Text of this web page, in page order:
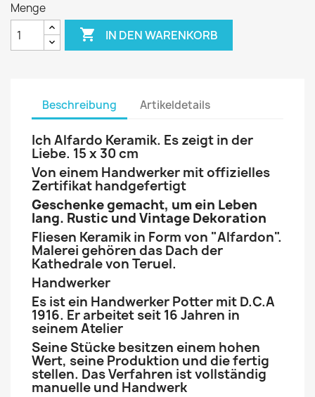
Menge
 IN DEN WARENKORB
Beschreibung Artikeldetails
Ich Alfardo Keramik. Es zeigt in der
Liebe. 15 x 30 cm
Von einem Handwerker mit offizielles
Zertifikat handgefertigt
Geschenke gemacht, um ein Leben
lang. Rustic und Vintage Dekoration
Fliesen Keramik in Form von "Alfardon".
Malerei gehören das Dach der
Kathedrale von Teruel.
Handwerker
Es ist ein Handwerker Potter mit D.C.A
1916. Er arbeitet seit 16 Jahren in
seinem Atelier
Seine Stücke besitzen einem hohen
Wert, seine Produktion und die fertig
stellen. Das Verfahren ist vollständig
manuelle und Handwerk